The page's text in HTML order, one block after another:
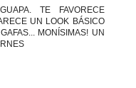
TE FAVORECE
UN LOOK BÁSICO
MONÍSIMAS! UN